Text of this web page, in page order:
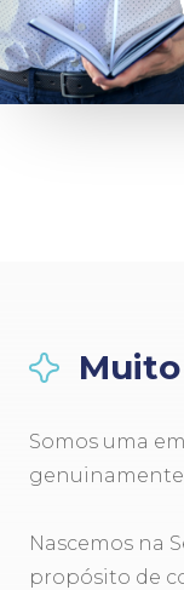
Somos uma
Nascemos na
propósito de